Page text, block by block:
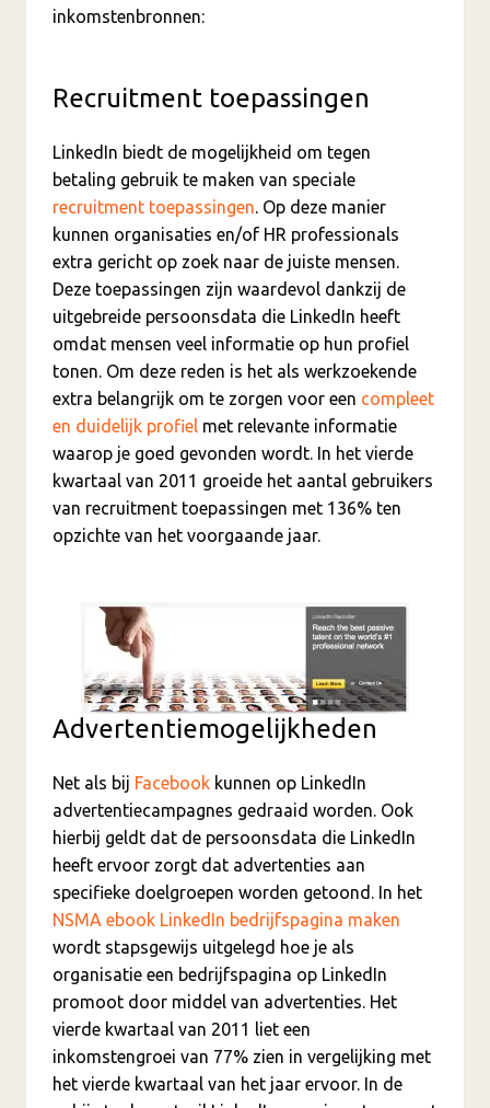
inkomstenbronnen:
Recruitment toepassingen
LinkedIn biedt de mogelijkheid om tegen
betaling gebruik te maken van speciale
recruitment toepassingen. Op deze manier
kunnen organisaties en/of HR professionals
extra gericht op zoek naar de juiste mensen.
Deze toepassingen zijn waardevol dankzij de
uitgebreide persoonsdata die LinkedIn heeft
omdat mensen veel informatie op hun profiel
tonen. Om deze reden is het als werkzoekende
extra belangrijk om te zorgen voor een compleet
en duidelijk profiel met relevante informatie
waarop je goed gevonden wordt. In het vierde
kwartaal van 2011 groeide het aantal gebruikers
van recruitment toepassingen met 136% ten
opzichte van het voorgaande jaar.
Advertentiemogelijkheden
Net als bij Facebook kunnen op LinkedIn
advertentiecampagnes gedraaid worden. Ook
hierbij geldt dat de persoonsdata die LinkedIn
heeft ervoor zorgt dat advertenties aan
specifieke doelgroepen worden getoond. In het
NSMA ebook LinkedIn bedrijfspagina maken
wordt stapsgewijs uitgelegd hoe je als
organisatie een bedrijfspagina op LinkedIn
promoot door middel van advertenties. Het
vierde kwartaal van 2011 liet een
inkomstengroei van 77% zien in vergelijking met
het vierde kwartaal van het jaar ervoor. In de